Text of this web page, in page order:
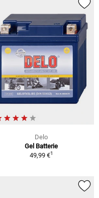
Delo
Gel Batterie
49,99 €1